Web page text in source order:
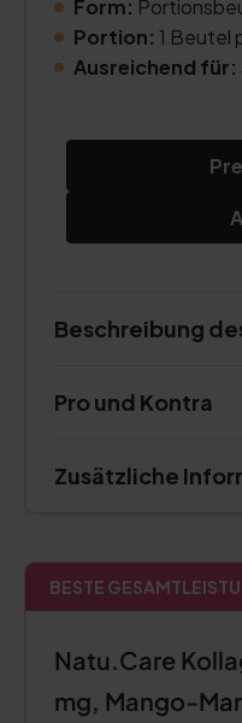
Form:
Portion: 1 Beutel
Ausreichend für:
Beschreibung
Pro und Kontra
Zusätzliche
BESTE
Natu.Care
mg, Mango-